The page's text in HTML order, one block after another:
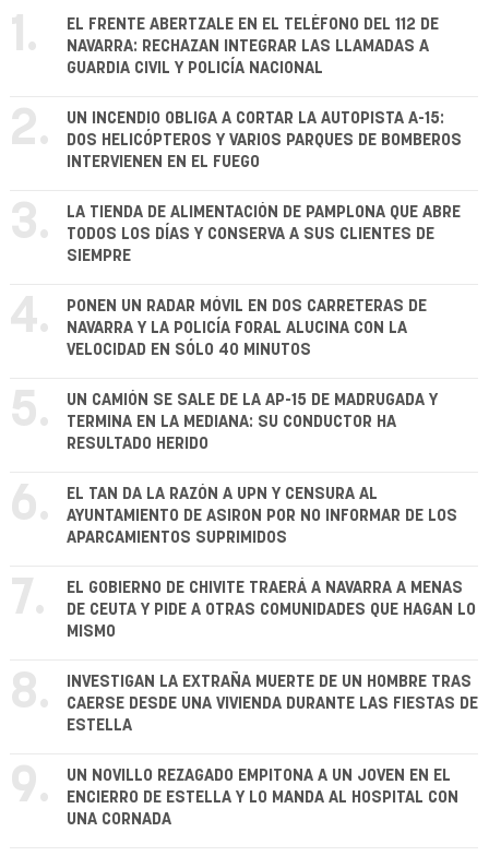
1.
EL FRENTE ABERTZALE EN EL TELÉFONO DEL 112 DE
NAVARRA: RECHAZAN INTEGRAR LAS LLAMADAS A
GUARDIA CIVIL Y POLICÍA NACIONAL
2.
UN INCENDIO OBLIGA A CORTAR LA AUTOPISTA A-15:
DOS HELICÓPTEROS Y VARIOS PARQUES DE BOMBEROS
INTERVIENEN EN EL FUEGO
3.
LA TIENDA DE ALIMENTACIÓN DE PAMPLONA QUE ABRE
TODOS LOS DÍAS Y CONSERVA A SUS CLIENTES DE
SIEMPRE
4.
PONEN UN RADAR MÓVIL EN DOS CARRETERAS DE
NAVARRA Y LA POLICÍA FORAL ALUCINA CON LA
VELOCIDAD EN SÓLO 40 MINUTOS
5.
UN CAMIÓN SE SALE DE LA AP-15 DE MADRUGADA Y
TERMINA EN LA MEDIANA: SU CONDUCTOR HA
RESULTADO HERIDO
6.
EL TAN DA LA RAZÓN A UPN Y CENSURA AL
AYUNTAMIENTO DE ASIRON POR NO INFORMAR DE LOS
APARCAMIENTOS SUPRIMIDOS
7.
EL GOBIERNO DE CHIVITE TRAERÁ A NAVARRA A MENAS
DE CEUTA Y PIDE A OTRAS COMUNIDADES QUE HAGAN LO
MISMO
8.
INVESTIGAN LA EXTRAÑA MUERTE DE UN HOMBRE TRAS
CAERSE DESDE UNA VIVIENDA DURANTE LAS FIESTAS DE
ESTELLA
9.
UN NOVILLO REZAGADO EMPITONA A UN JOVEN EN EL
ENCIERRO DE ESTELLA Y LO MANDA AL HOSPITAL CON
UNA CORNADA